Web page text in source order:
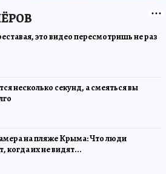
это видео пересмотришь не раз
несколько секунд, а смеяться вы
на пляже Крыма: Что люди
когда их не видят...